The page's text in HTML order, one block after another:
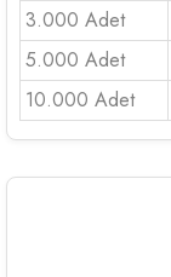
3.000 Adet
5.000 Adet
10.000 Adet